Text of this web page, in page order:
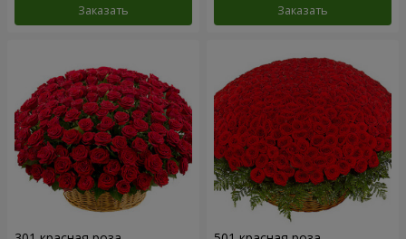
Заказать Заказать